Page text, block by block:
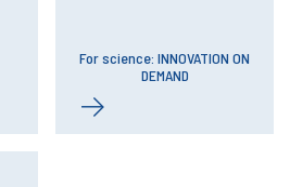
For science: INNOVATION ON
DEMAND